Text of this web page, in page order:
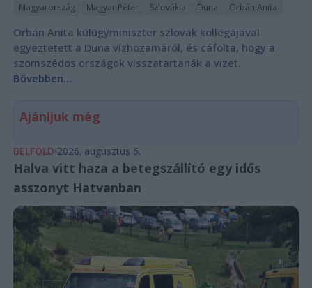
Magyarország Magyar Péter Szlovákia Duna Orbán Anita
Orbán Anita külügyminiszter szlovák kollégájával
egyeztetett a Duna vízhozamáról, és cáfolta, hogy a
szomszédos országok visszatartanák a vizet.
Bővebben...
Ajánljuk még
BELFÖLD 2026. augusztus 6.
Halva vitt haza a betegszállító egy idős
asszonyt Hatvanban